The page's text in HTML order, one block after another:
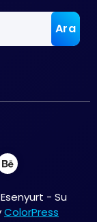
- Su
ColorPress